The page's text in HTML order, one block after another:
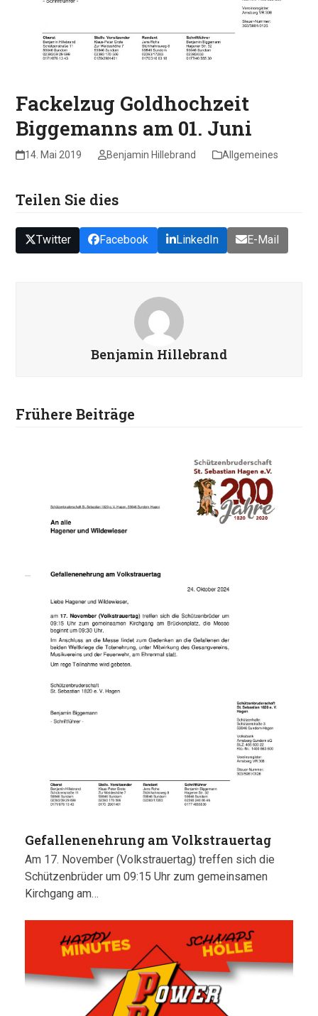
Fackelzug Goldhochzeit
Biggemanns am 01. Juni
14. Mai 2019 Benjamin Hillebrand Allgemeines
Teilen Sie dies
Twitter Facebook LinkedIn E-Mail
Benjamin Hillebrand
Frühere Beiträge
Gefallenenehrung am Volkstrauertag
Am 17. November (Volkstrauertag) treffen sich die
Schützenbrüder um 09:15 Uhr zum gemeinsamen
Kirchgang am…